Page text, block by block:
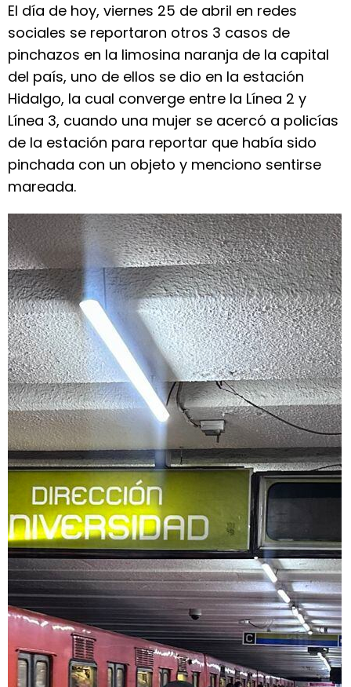
El día de hoy, viernes 25 de abril en redes
sociales se reportaron otros 3 casos de
pinchazos en la limosina naranja de la capital
del país, uno de ellos se dio en la estación
Hidalgo, la cual converge entre la Línea 2 y
Línea 3, cuando una mujer se acercó a policías
de la estación para reportar que había sido
pinchada con un objeto y menciono sentirse
mareada.